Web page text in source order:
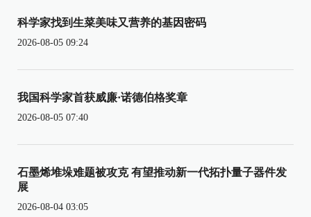
科学家找到生菜美味又营养的基因密码
2026-08-05 09:24
我国科学家首获威廉·诺德伯格奖章
2026-08-05 07:40
石墨烯堆垛难题被攻克 有望推动新一代拓扑量子器件发
展
2026-08-04 03:05